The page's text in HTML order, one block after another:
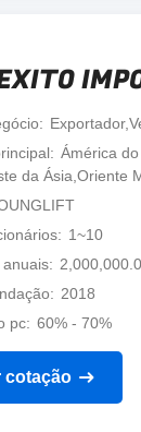
Ámérica
da Ásia,Oriente
1~10
2018
pc
60% - 70%
cotação